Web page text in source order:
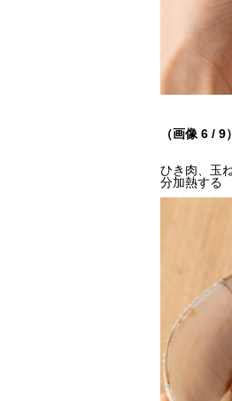
（画像 6 / 9）
ひき肉、玉
分加熱する